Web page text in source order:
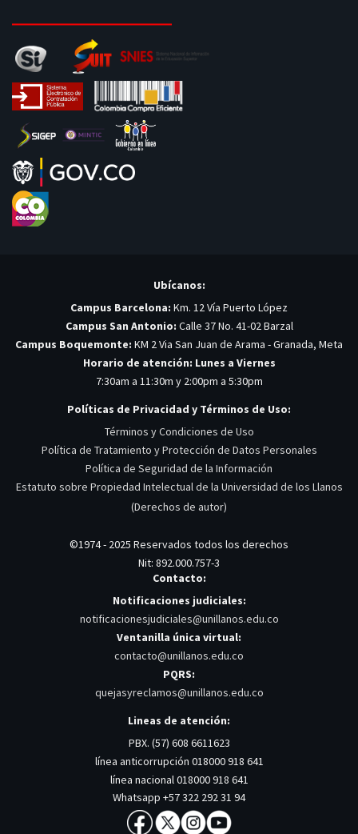
Ubícanos:
Campus Barcelona: Km. 12 Vía Puerto López
Campus San Antonio: Calle 37 No. 41-02 Barzal
Campus Boquemonte: KM 2 Via San Juan de Arama - Granada, Meta
Horario de atención: Lunes a Viernes
7:30am a 11:30m y 2:00pm a 5:30pm
Políticas de Privacidad y Términos de Uso:
Términos y Condiciones de Uso
Política de Tratamiento y Protección de Datos Personales
Política de Seguridad de la Información
Estatuto sobre Propiedad Intelectual de la Universidad de los Llanos
(Derechos de autor)
©1974 - 2025 Reservados todos los derechos
Nit: 892.000.757-3
Contacto:
Notificaciones judiciales:
notificacionesjudiciales@unillanos.edu.co
Ventanilla única virtual:
contacto@unillanos.edu.co
PQRS:
quejasyreclamos@unillanos.edu.co
Lineas de atención:
PBX. (57) 608 6611623
línea anticorrupción 018000 918 641
línea nacional 018000 918 641
Whatsapp +57 322 292 31 94